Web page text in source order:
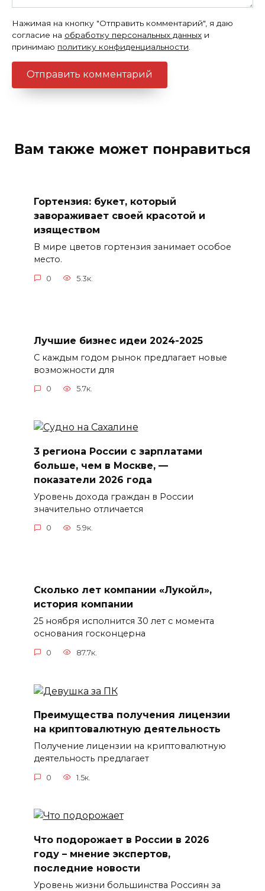
Нажимая на кнопку "Отправить комментарий", я даю
согласие на обработку персональных данных и
принимаю политику конфиденциальности
Вам также может понравиться
Гортензия: букет, который
завораживает своей красотой и
изяществом
В мире цветов гортензия занимает особое
место.
0 5.3к.
Лучшие бизнес идеи 2024-2025
С каждым годом рынок предлагает новые
возможности для
0 5.7к.
3 региона России с зарплатами
больше, чем в Москве, —
показатели 2026 года
Уровень дохода граждан в России
значительно отличается
0 5.9к.
Сколько лет компании «Лукойл»,
история компании
25 ноября исполнится 30 лет с момента
основания госконцерна
0 87.7к.
Преимущества получения лицензии
на криптовалютную деятельность
Получение лицензии на криптовалютную
деятельность предлагает
0 1.5к.
Что подорожает в России в 2026
году – мнение экспертов,
последние новости
Уровень жизни большинства Россиян за